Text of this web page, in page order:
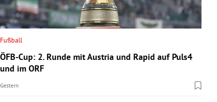
Fußball
ÖFB-Cup: 2. Runde mit Austria und Rapid auf Puls4
und im ORF
Gestern